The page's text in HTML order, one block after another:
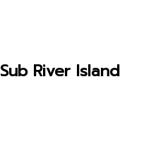
River Island